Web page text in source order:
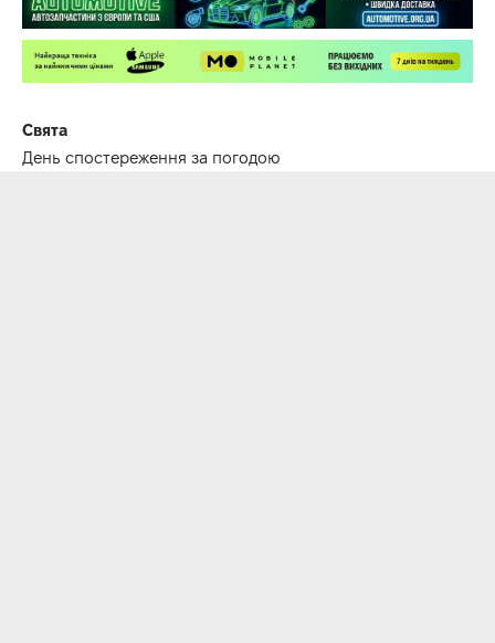
Свята
День спостереження за погодою